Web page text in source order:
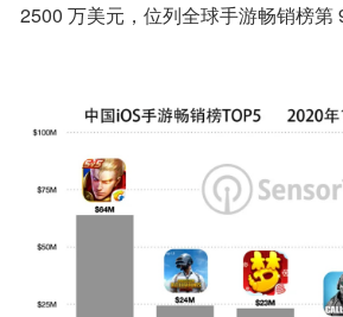
2500 万美元，位列全球手游畅销榜第 9